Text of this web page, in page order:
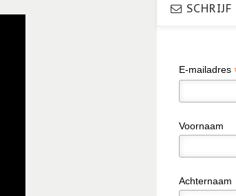
E-mailadres
Voornaam
Achternaam